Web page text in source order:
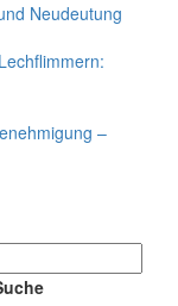
Neudeutung
–